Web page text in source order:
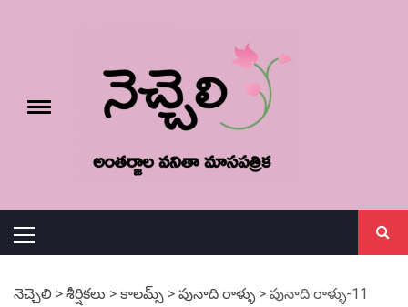
Toggle
Menu
నెచ్చెలి > శీర్షికలు > కాలమ్స్ > పునాది రాళ్ళు> పునాది రాళ్ళు-11